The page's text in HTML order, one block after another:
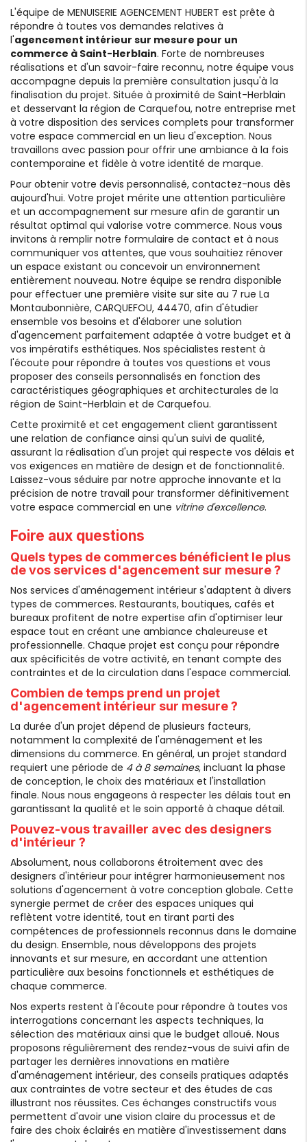
L'équipe de MENUISERIE AGENCEMENT HUBERT est prête à
répondre à toutes vos demandes relatives à
l'agencement intérieur sur mesure pour un
commerce à Saint-Herblain. Forte de nombreuses
réalisations et d'un savoir-faire reconnu, notre équipe vous
accompagne depuis la première consultation jusqu'à la
finalisation du projet. Située à proximité de Saint-Herblain
et desservant la région de Carquefou, notre entreprise met
à votre disposition des services complets pour transformer
votre espace commercial en un lieu d'exception. Nous
travaillons avec passion pour offrir une ambiance à la fois
contemporaine et fidèle à votre identité de marque.
Pour obtenir votre devis personnalisé, contactez-nous dès
aujourd'hui. Votre projet mérite une attention particulière
et un accompagnement sur mesure afin de garantir un
résultat optimal qui valorise votre commerce. Nous vous
invitons à remplir notre formulaire de contact et à nous
communiquer vos attentes, que vous souhaitiez rénover
un espace existant ou concevoir un environnement
entièrement nouveau. Notre équipe se rendra disponible
pour effectuer une première visite sur site au 7 rue La
Montaubonnière, CARQUEFOU, 44470, afin d'étudier
ensemble vos besoins et d'élaborer une solution
d'agencement parfaitement adaptée à votre budget et à
vos impératifs esthétiques. Nos spécialistes restent à
l'écoute pour répondre à toutes vos questions et vous
proposer des conseils personnalisés en fonction des
caractéristiques géographiques et architecturales de la
région de Saint-Herblain et de Carquefou.
Cette proximité et cet engagement client garantissent
une relation de confiance ainsi qu'un suivi de qualité,
assurant la réalisation d'un projet qui respecte vos délais et
vos exigences en matière de design et de fonctionnalité.
Laissez-vous séduire par notre approche innovante et la
précision de notre travail pour transformer définitivement
votre espace commercial en une vitrine d'excellence.
Foire aux questions
Quels types de commerces bénéficient le plus
de vos services d'agencement sur mesure ?
Nos services d'aménagement intérieur s'adaptent à divers
types de commerces. Restaurants, boutiques, cafés et
bureaux profitent de notre expertise afin d'optimiser leur
espace tout en créant une ambiance chaleureuse et
professionnelle. Chaque projet est conçu pour répondre
aux spécificités de votre activité, en tenant compte des
contraintes et de la circulation dans l'espace commercial.
Combien de temps prend un projet
d'agencement intérieur sur mesure ?
La durée d'un projet dépend de plusieurs facteurs,
notamment la complexité de l'aménagement et les
dimensions du commerce. En général, un projet standard
requiert une période de 4 à 8 semaines, incluant la phase
de conception, le choix des matériaux et l'installation
finale. Nous nous engageons à respecter les délais tout en
garantissant la qualité et le soin apporté à chaque détail.
Pouvez-vous travailler avec des designers
d'intérieur ?
Absolument, nous collaborons étroitement avec des
designers d'intérieur pour intégrer harmonieusement nos
solutions d'agencement à votre conception globale. Cette
synergie permet de créer des espaces uniques qui
reflètent votre identité, tout en tirant parti des
compétences de professionnels reconnus dans le domaine
du design. Ensemble, nous développons des projets
innovants et sur mesure, en accordant une attention
particulière aux besoins fonctionnels et esthétiques de
chaque commerce.
Nos experts restent à l'écoute pour répondre à toutes vos
interrogations concernant les aspects techniques, la
sélection des matériaux ainsi que le budget alloué. Nous
proposons régulièrement des rendez-vous de suivi afin de
partager les dernières innovations en matière
d'aménagement intérieur, des conseils pratiques adaptés
aux contraintes de votre secteur et des études de cas
illustrant nos réussites. Ces échanges constructifs vous
permettent d'avoir une vision claire du processus et de
faire des choix éclairés en matière d'investissement dans